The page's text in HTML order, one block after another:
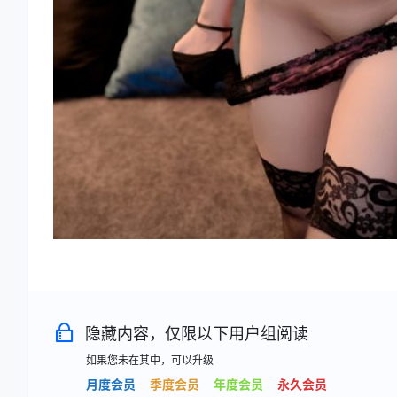
隐藏内容，仅限以下用户组阅读
如果您未在其中，可以升级
月度会员 季度会员 年度会员 永久会员